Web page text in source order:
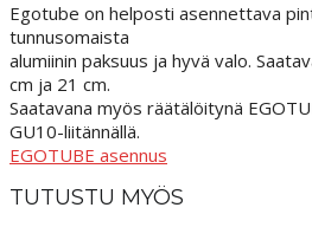
Egotube on helposti asennettava
tunnusomaista
alumiinin paksuus ja hyvä valo.
cm ja 21 cm.
Saatavana myös räätälöitynä
GU10-liitännällä.
EGOTUBE asennus
TUTUSTU MYÖS